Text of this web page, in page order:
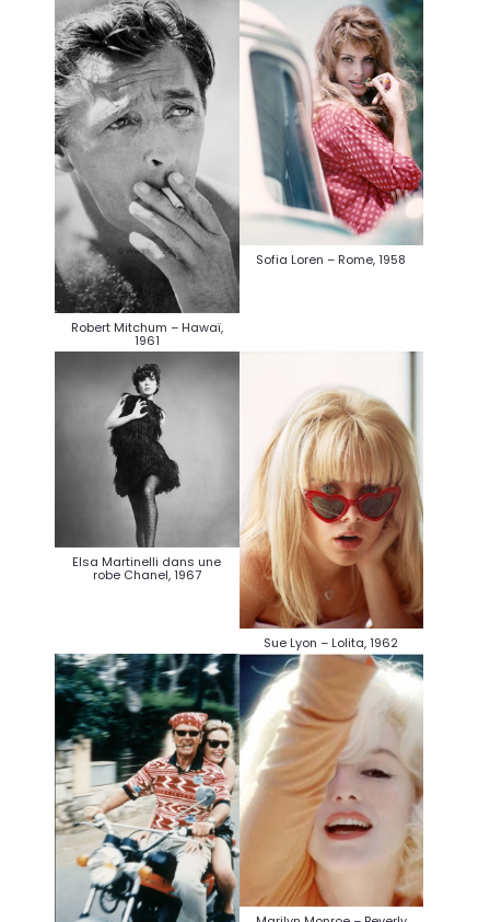
Robert Mitchum – Hawaï,
1961
Sofia Loren – Rome, 1958
Elsa Martinelli dans une
robe Chanel, 1967
Sue Lyon – Lolita, 1962